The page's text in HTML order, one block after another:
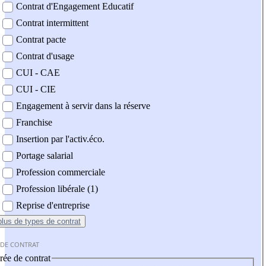
Contrat d'Engagement Educatif
Contrat intermittent
Contrat pacte
Contrat d'usage
CUI - CAE
CUI - CIE
Engagement à servir dans la réserve
Franchise
Insertion par l'activ.éco.
Portage salarial
Profession commerciale
Profession libérale (1)
Reprise d'entreprise
de types de contrat
CONTRAT
de contrat